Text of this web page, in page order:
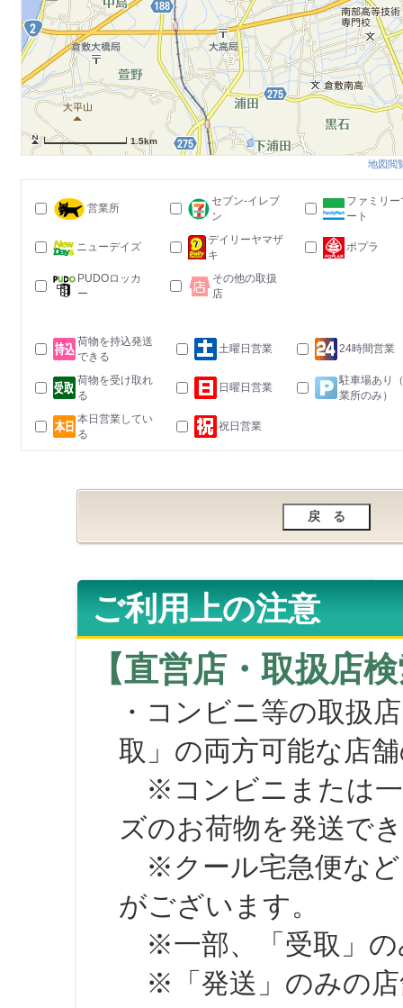
1.5km
地図閲
営業所
セブン-イレブ
ン
ファミリー
ート
ニューデイズ
デイリーヤマザ
キ
ポプラ
PUDOロッカ
ー
その他の取扱
店
荷物を持込発送
できる
土曜日営業 24時間営業
荷物を受け取れ
る
日曜日営業
駐車場あり
業所のみ）
本日営業してい
る
祝日営業
ご利用上の注意
【直営店・取扱店
・コンビニ等の取扱
取」の両方可能な店
※コンビニまたは一
ズのお荷物を発送で
※クール宅急便など
がございます。
※一部、「受取」の
※「発送」のみの店